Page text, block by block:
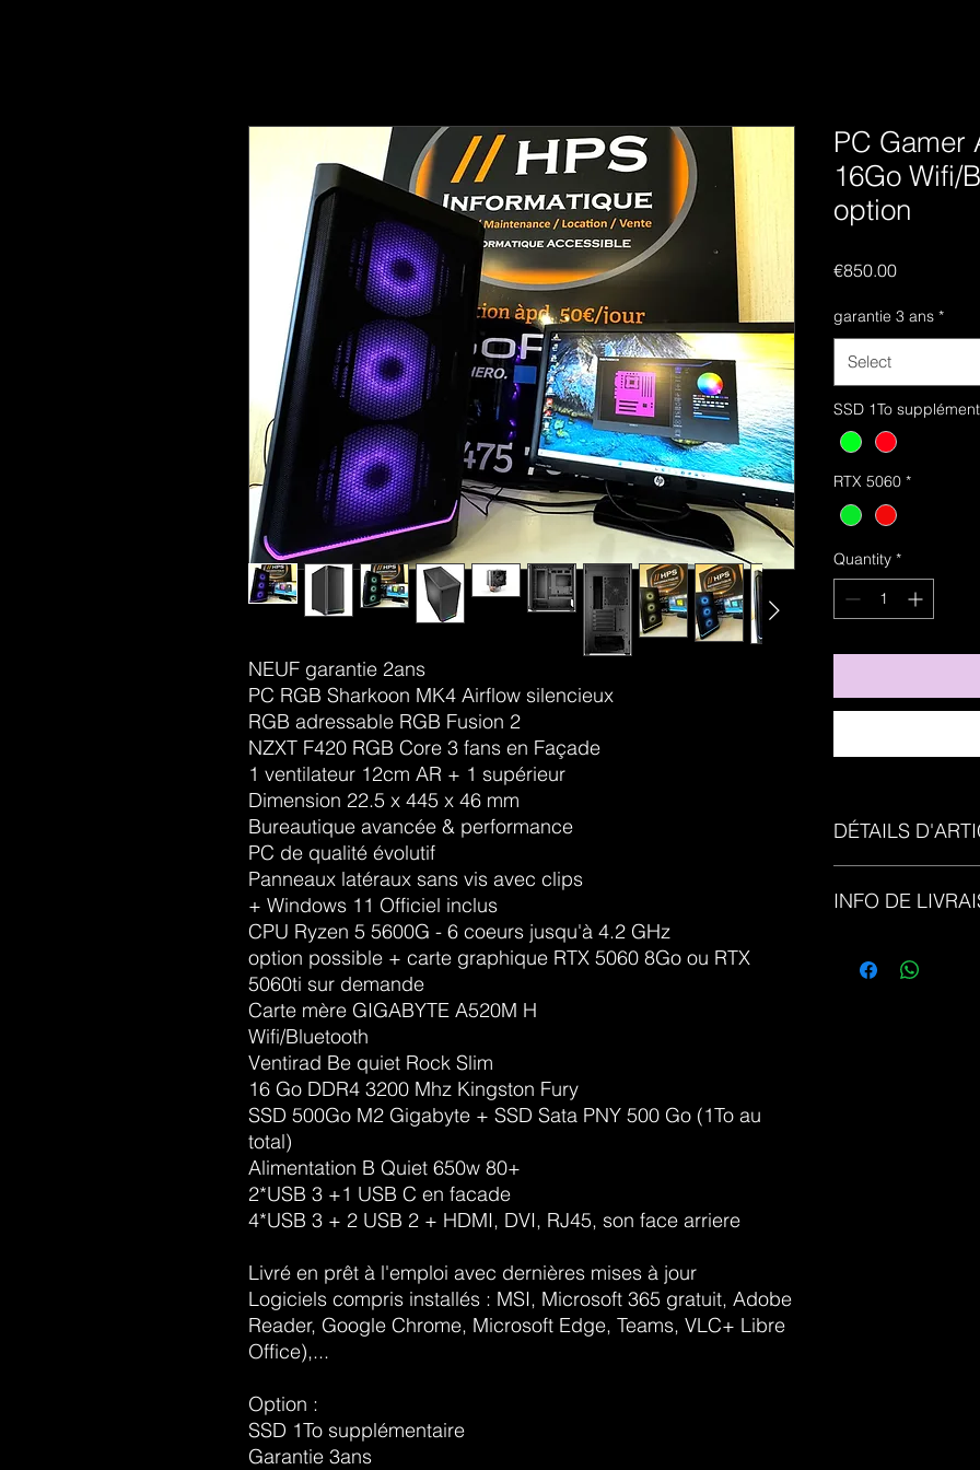
NEUF garantie 2ans
PC RGB Sharkoon MK4 Airflow silencieux
RGB adressable RGB Fusion 2
NZXT F420 RGB Core 3 fans en Façade
1 ventilateur 12cm AR + 1 supérieur
Dimension 22.5 x 445 x 46 mm
Bureautique avancée & performance
PC de qualité évolutif
Panneaux latéraux sans vis avec clips
+ Windows 11 Officiel inclus
CPU Ryzen 5 5600G - 6 coeurs jusqu'à 4.2 GHz
option possible + carte graphique RTX 5060 8Go ou RTX
5060ti sur demande
Carte mère GIGABYTE A520M H
Wifi/Bluetooth
Ventirad Be quiet Rock Slim
16 Go DDR4 3200 Mhz Kingston Fury
SSD 500Go M2 Gigabyte + SSD Sata PNY 500 Go (1To au
total)
Alimentation B Quiet 650w 80+
2*USB 3 +1 USB C en facade
4*USB 3 + 2 USB 2 + HDMI, DVI, RJ45, son face arriere
Livré en prêt à l'emploi avec dernières mises à jour
Logiciels compris installés : MSI, Microsoft 365 gratuit, Adobe
Reader, Google Chrome, Microsoft Edge, Teams, VLC+ Libre
Office),...
Option :
SSD 1To supplémentaire
Garantie 3ans
PC Gamer
16Go Wifi/
option
€850.00Price
garantie 3 ans *
Select
SSD 1To
RTX 5060 *
Quantity *
DÉTAILS
Garantie 3ans en
INFO DE
avec suivi et